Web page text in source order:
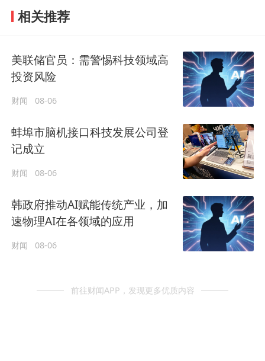
相关推荐
美联储官员：需警惕科技领域高
投资风险
财闻 08-06
蚌埠市脑机接口科技发展公司登
记成立
财闻 08-06
韩政府推动AI赋能传统产业，加
速物理AI在各领域的应用
财闻 08-06
前往财闻APP，发现更多优质内容